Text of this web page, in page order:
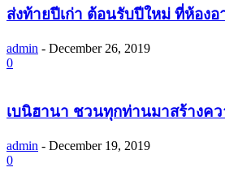
ส่งท้ายปีเก่า ต้อนรับปีใหม่ ที่ห้อง
admin - December 26, 2019
0
เบนิฮานา ชวนทุกท่านมาสร้างค
admin - December 19, 2019
0